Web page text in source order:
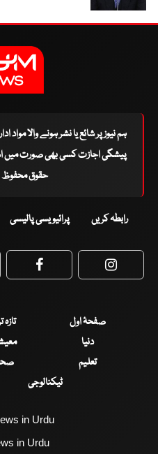
ہم نیوز پر شائع یا نشر ہونے والا
پیشگی اجازت کسی بھی صورت میں
حقوق محفوظ
رابطہ کریں پرائیویسی پالیسی
Facebook
صفحۂ اول تازہ
دنیا
تعلیم
ٹیکنالوجی
in Urdu
in Urdu